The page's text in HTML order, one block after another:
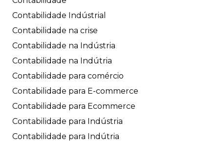
Contabilidade Indústrial
Contabilidade na crise
Contabilidade na Indústria
Contabilidade na Indútria
Contabilidade para comércio
Contabilidade para E-commerce
Contabilidade para Ecommerce
Contabilidade para Indústria
Contabilidade para Indútria